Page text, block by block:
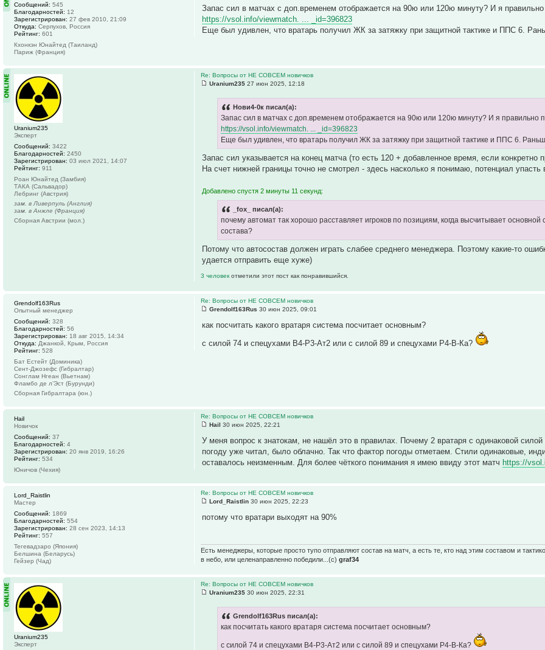
Запас сил в матчах с доп.временем отображается на 90ю или 120ю минуту? И я
https://vsol.info/viewmatch. ... _id=396823
Еще был удивлен, что вратарь получил ЖК за затяжку при защитной тактике и ППС 6.
Сообщений: 545
Благодарностей: 12
Зарегистрирован: 27 фев 2010, 21:09
Откуда: Серпухов, Россия
Рейтинг: 601
Кхонкэн Юнайтед (Таиланд)
Париж (Франция)
Re: Вопросы от НЕ СОВСЕМ новичков
Uranium235 27 июн 2025, 12:18
Нови4-0к писал(а):
Запас сил в матчах с доп.временем отображается на 90ю или 120ю минуту? И я правильно
https://vsol.info/viewmatch. ... _id=396823
Еще был удивлен, что вратарь получил ЖК за затяжку при защитной тактике и ППС 6.
Запас сил указывается на конец матча (то есть 120 + добавленное время, если конкретно
На счет нижней границы точно не смотрел - здесь насколько я понимаю, потенциал
Добавлено спустя 2 минуты 11 секунд:
_fox_ писал(а):
почему автомат так хорошо расставляет игроков по позициям, когда высчитывает
состава?
Потому что автосостав должен играть слабее среднего менеджера. Поэтому какие-то
удается отправить еще хуже)
3 человекотметили этот пост как понравившийся.
Uranium235
Эксперт
Сообщений: 3422
Благодарностей: 2450
Зарегистрирован: 03 июл 2021, 14:07
Рейтинг: 911
Роан Юнайтед (Замбия)
ТАКА (Сальвадор)
Лебринг (Австрия)
зам. в Ливерпуль (Англия)
зам. в Анжле (Франция)
Сборная Австрии (мол.)
Re: Вопросы от НЕ СОВСЕМ новичков
Grendolf163Rus 30 июн 2025, 09:01
как посчитать какого вратаря система посчитает основным?
с силой 74 и спецухами В4-Р3-Ат2 или с силой 89 и спецухами Р4-В-Ка?
Grendolf163Rus
Опытный менеджер
Сообщений: 328
Благодарностей: 56
Зарегистрирован: 18 авг 2015, 14:34
Откуда: Джанкой, Крым, Россия
Рейтинг: 528
Бат Естейт (Доминика)
Сент-Джозефс (Гибралтар)
Сонглам Нгеан (Вьетнам)
Фламбо де л’Эст (Бурунди)
Сборная Гибралтара (юн.)
Re: Вопросы от НЕ СОВСЕМ новичков
Hail 30 июн 2025, 22:21
У меня вопрос к знатокам, не нашёл это в правилах. Почему 2 вратаря с одинаковой
погоду уже читал, было облачно. Так что фактор погоды отметаем. Стили одинаковые,
оставалось неизменным. Для более чёткого понимания я имею ввиду этот матч https://
Hail
Новичок
Сообщений: 37
Благодарностей: 4
Зарегистрирован: 20 янв 2019, 16:26
Рейтинг: 534
Юничов (Чехия)
Re: Вопросы от НЕ СОВСЕМ новичков
Lord_Raistlin 30 июн 2025, 22:23
потому что вратари выходят на 90%
Есть менеджеры, которые просто тупо отправляют состав на матч, а есть те, кто над этим составом и
в небо, или целенаправленно победили...(с)graf34
Lord_Raistlin
Мастер
Сообщений: 1869
Благодарностей: 554
Зарегистрирован: 28 сен 2023, 14:13
Рейтинг: 557
Тегевадзаро (Япония)
Белшина (Беларусь)
Гейзер (Чад)
Re: Вопросы от НЕ СОВСЕМ новичков
Uranium235 30 июн 2025, 22:31
Grendolf163Rus писал(а):
как посчитать какого вратаря система посчитает основным?
с силой 74 и спецухами В4-Р3-Ат2 или с силой 89 и спецухами Р4-В-Ка?
Uranium235
Эксперт